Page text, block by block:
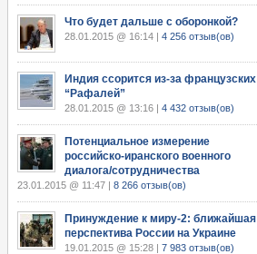
Что будет дальше с оборонкой?
28.01.2015 @ 16:14 | 4 256 отзыв(ов)
Индия ссорится из-за французских
“Рафалей”
28.01.2015 @ 13:16 | 4 432 отзыв(ов)
Потенциальное измерение
российско-иранского военного
диалога/сотрудничества
23.01.2015 @ 11:47 | 8 266 отзыв(ов)
Принуждение к миру-2: ближайшая
перспектива России на Украине
19.01.2015 @ 15:28 | 7 983 отзыв(ов)